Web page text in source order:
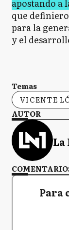
apostando a
que
para la
y el
Temas
VICENTE
AUTOR
La
Para